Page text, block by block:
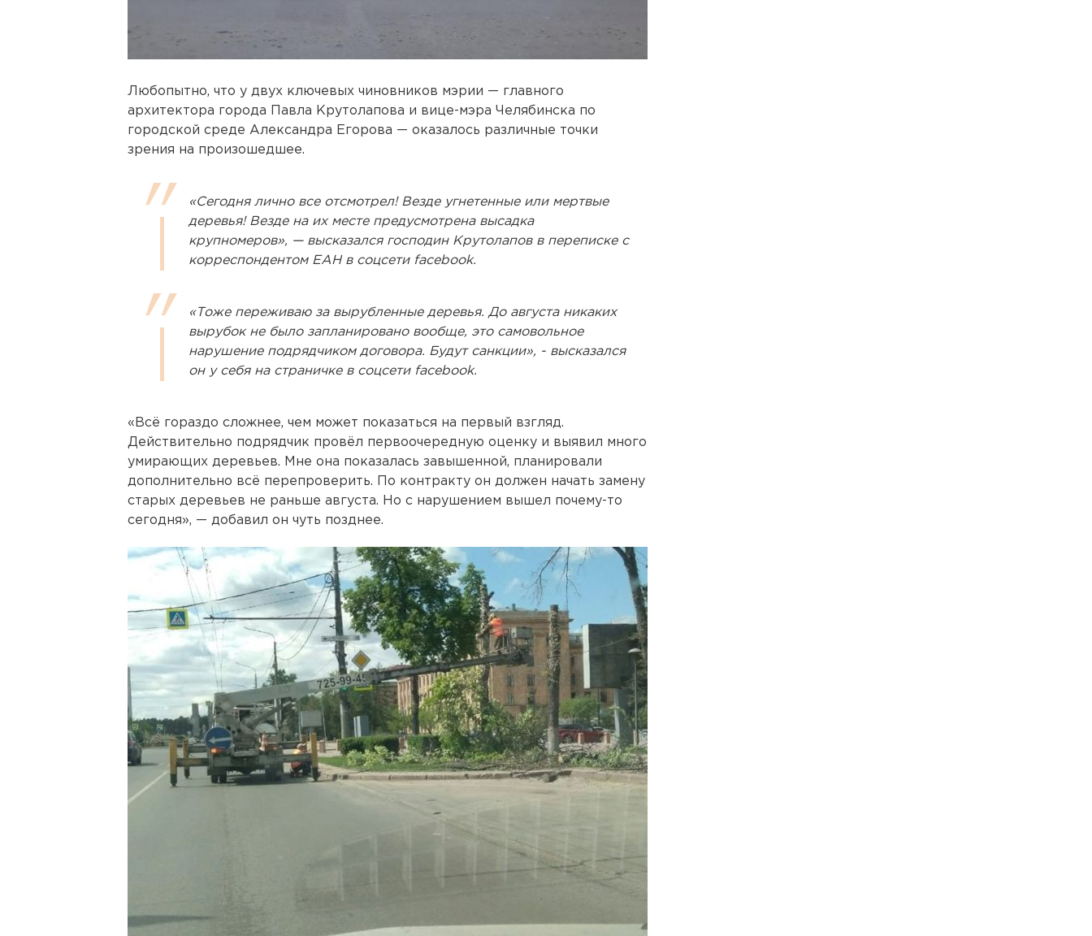
Любопытно, что у двух ключевых чиновников мэрии — главного
архитектора города Павла Крутолапова и вице-мэра Челябинска по
городской среде Александра Егорова — оказалось различные точки
зрения на произошедшее.
«Сегодня лично все отсмотрел! Везде угнетенные или мертвые
деревья! Везде на их месте предусмотрена высадка
крупномеров», — высказался господин Крутолапов в переписке с
корреспондентом ЕАН в соцсети facebook.
«Тоже переживаю за вырубленные деревья. До августа никаких
вырубок не было запланировано вообще, это самовольное
нарушение подрядчиком договора. Будут санкции», - высказался
он у себя на страничке в соцсети facebook.
«Всё гораздо сложнее, чем может показаться на первый взгляд.
Действительно подрядчик провёл первоочередную оценку и выявил много
умирающих деревьев. Мне она показалась завышенной, планировали
дополнительно всё перепроверить. По контракту он должен начать замену
старых деревьев не раньше августа. Но с нарушением вышел почему-то
сегодня», — добавил он чуть позднее.